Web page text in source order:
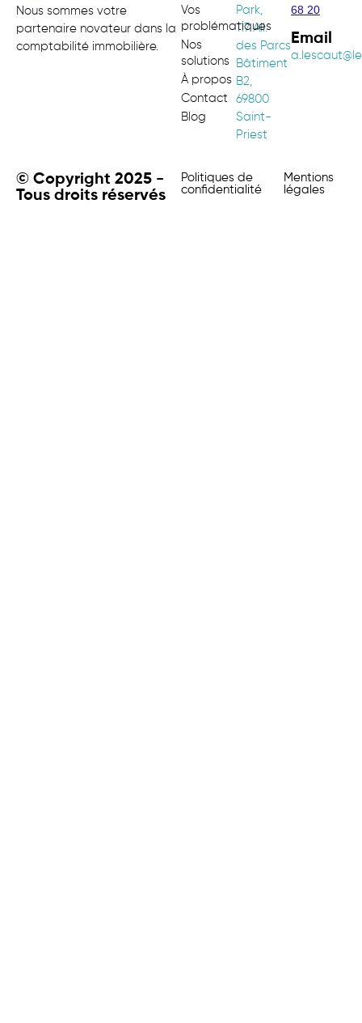
Nous sommes votre
partenaire novateur dans la
comptabilité immobilière.
Vos
problématiques
Nos
solutions
À propos
Contact
Blog
Park,
117 All.
des Parcs
Bâtiment
B2,
69800
Saint-
Priest
68 20
Email
© Copyright 2025 -
Tous droits réservés
Mentions
légales
Politiques de
confidentialité